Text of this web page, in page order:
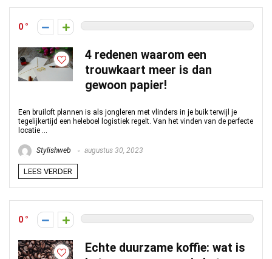
0
4 redenen waarom een
trouwkaart meer is dan
gewoon papier!
Een bruiloft plannen is als jongleren met vlinders in je buik terwijl je
tegelijkertijd een heleboel logistiek regelt. Van het vinden van de perfecte
locatie ...
Stylishweb augustus 30, 2023
LEES VERDER
0
Echte duurzame koffie: wat is